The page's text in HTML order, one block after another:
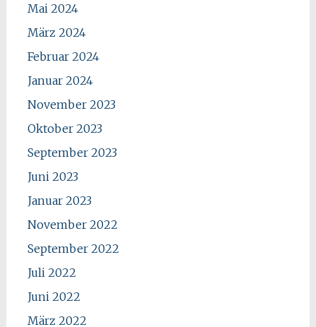
Mai 2024
März 2024
Februar 2024
Januar 2024
November 2023
Oktober 2023
September 2023
Juni 2023
Januar 2023
November 2022
September 2022
Juli 2022
Juni 2022
März 2022